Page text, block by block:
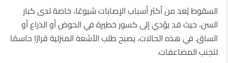
السقوط يُعد من أكثر أسباب الإصابات شيوعًا، خاصة لدى كبار
السن، حيث قد يؤدي إلى كسور خطيرة في الحوض أو الذراع أو
الساق. في هذه الحالات، يصبح طلب الأشعة المنزلية قرارًا حاسمًا
لتجنب المضاعفات.